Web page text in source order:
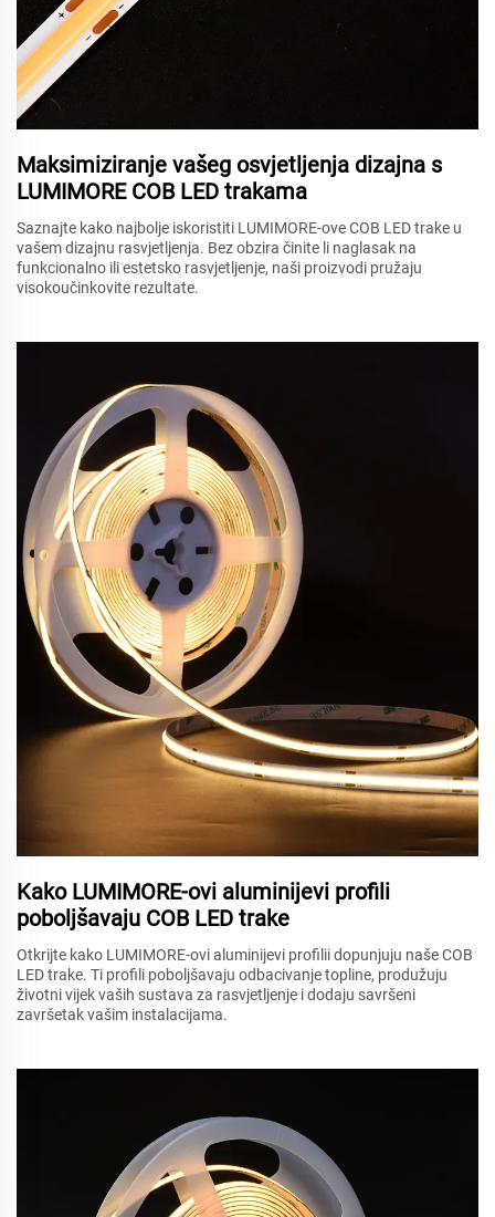
Maksimiziranje vašeg osvjetljenja dizajna s
LUMIMORE COB LED trakama
Saznajte kako najbolje iskoristiti LUMIMORE-ove COB LED trake u
vašem dizajnu rasvjetljenja. Bez obzira činite li naglasak na
funkcionalno ili estetsko rasvjetljenje, naši proizvodi pružaju
visokoučinkovite rezultate.
Kako LUMIMORE-ovi aluminijevi profili
poboljšavaju COB LED trake
Otkrijte kako LUMIMORE-ovi aluminijevi profilii dopunjuju naše COB
LED trake. Ti profili poboljšavaju odbacivanje topline, produžuju
životni vijek vaših sustava za rasvjetljenje i dodaju savršeni
završetak vašim instalacijama.